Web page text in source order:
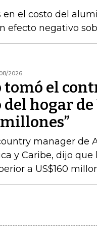
en el costo del
efecto negativo
2026
tomó el
del hogar
manager de
y Caribe, dijo
a US$160